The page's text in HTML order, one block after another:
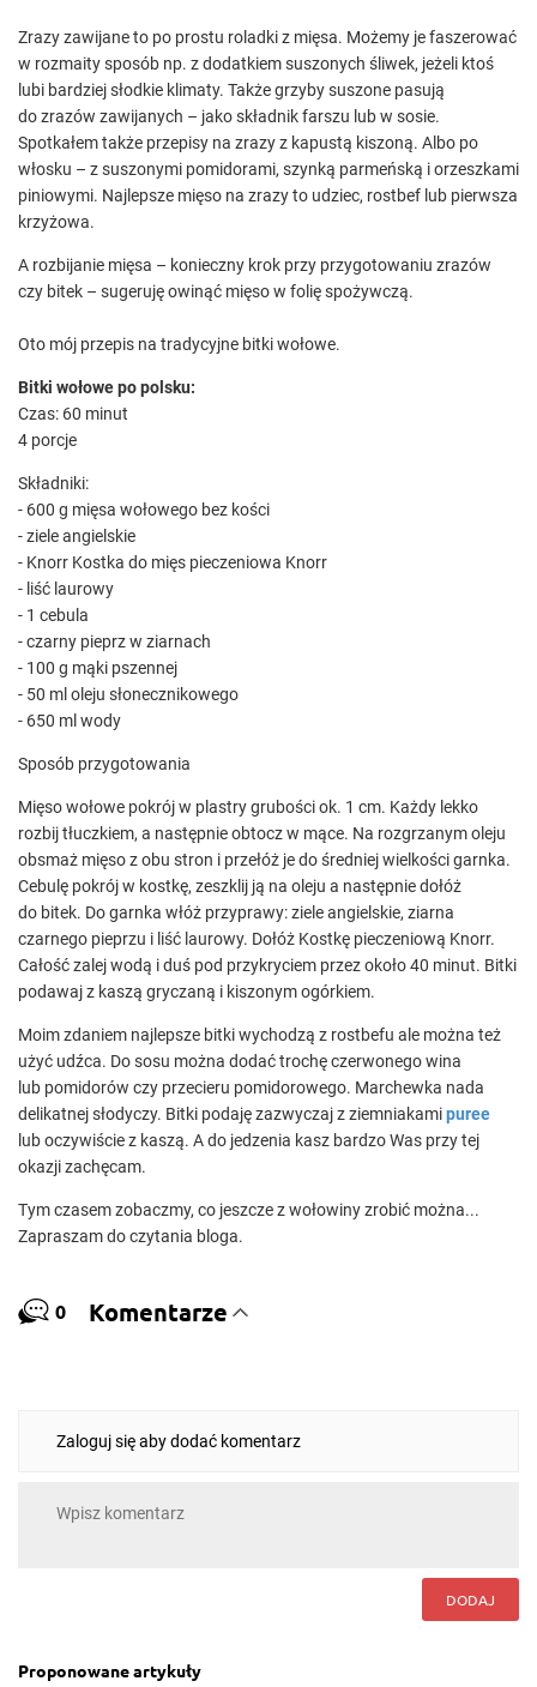
Zrazy zawijane to po prostu roladki z mięsa. Możemy je faszerować
w rozmaity sposób np. z dodatkiem suszonych śliwek, jeżeli ktoś
lubi bardziej słodkie klimaty. Także grzyby suszone pasują
do zrazów zawijanych – jako składnik farszu lub w sosie.
Spotkałem także przepisy na zrazy z kapustą kiszoną. Albo po
włosku – z suszonymi pomidorami, szynką parmeńską i orzeszkami
piniowymi. Najlepsze mięso na zrazy to udziec, rostbef lub pierwsza
krzyżowa.
A rozbijanie mięsa – konieczny krok przy przygotowaniu zrazów
czy bitek – sugeruję owinąć mięso w folię spożywczą.
Oto mój przepis na tradycyjne bitki wołowe.
Bitki wołowe po polsku:
Czas: 60 minut
4 porcje
Składniki:
- 600 g mięsa wołowego bez kości
- ziele angielskie
- Knorr Kostka do mięs pieczeniowa Knorr
- liść laurowy
- 1 cebula
- czarny pieprz w ziarnach
- 100 g mąki pszennej
- 50 ml oleju słonecznikowego
- 650 ml wody
Sposób przygotowania
Mięso wołowe pokrój w plastry grubości ok. 1 cm. Każdy lekko
rozbij tłuczkiem, a następnie obtocz w mące. Na rozgrzanym oleju
obsmaż mięso z obu stron i przełóż je do średniej wielkości garnka.
Cebulę pokrój w kostkę, zeszklij ją na oleju a następnie dołóż
do bitek. Do garnka włóż przyprawy: ziele angielskie, ziarna
czarnego pieprzu i liść laurowy. Dołóż Kostkę pieczeniową Knorr.
Całość zalej wodą i duś pod przykryciem przez około 40 minut. Bitki
podawaj z kaszą gryczaną i kiszonym ogórkiem.
Moim zdaniem najlepsze bitki wychodzą z rostbefu ale można też
użyć udźca. Do sosu można dodać trochę czerwonego wina
lub pomidorów czy przecieru pomidorowego. Marchewka nada
delikatnej słodyczy. Bitki podaję zazwyczaj z ziemniakamipuree
lub oczywiście z kaszą. A do jedzenia kasz bardzo Was przy tej
okazji zachęcam.
Tym czasem zobaczmy, co jeszcze z wołowiny zrobić można...
Zapraszam do czytania bloga.
0 Komentarze
Zaloguj się aby dodać komentarz
DODAJ
Proponowane artykuły